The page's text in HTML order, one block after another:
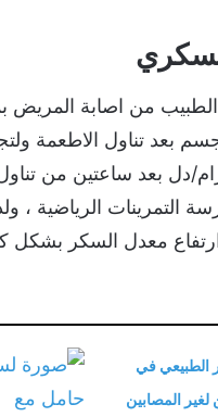
من اصابة
بعد تناول
يتخطي 180 مليغرام/دل بعد
التمرينات
معدل السكر بشكل
الطبيعي في
لغير المصابين